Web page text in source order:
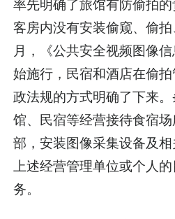
率先明确了旅馆有防偷拍
客房内没有安装偷窥、偷
月，《公共安全视频图像
始施行，民宿和酒店在偷
政法规的方式明确了下来
馆、民宿等经营接待食宿
部，安装图像采集设备及
上述经营管理单位或个人
务。